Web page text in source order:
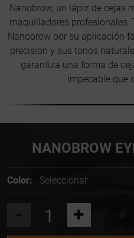
Nanobrow, un lápiz de cejas
maquilladores profesionales.
Nanobrow por su aplicación
precisión y sus tonos
garantiza una forma de
impecable que
NANOBROW
Color: Seleccionar
+